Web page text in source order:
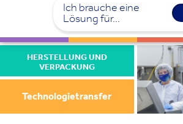
Ich brauche eine
Lösung für...
HERSTELLUNG UND
VERPACKUNG
Technologietransfer